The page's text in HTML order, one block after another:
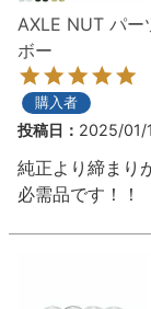
AXLE NUT パー
ボー
購入者
投稿日 2025/01/
純正より締まり
必需品です！！
7.8inch
7.9inch
8.0inch
8.1inch
8.2inch
7.9inch
8.0inch
8.1inch
8.2inch
8.3inch
57mm
58mm
59mm
60mm
62mm
ボーンズ STF
パウエルペラル
ラ）
ソフトウィール
デッキテープ
ボルト
パーツ・そ
足回りセッ
24.5cm
25cm
25.5cm
26cm
26.5cm
パンツ
ショーツ
長袖ボタンシ
7分袖シャツ
スケートパーク
特定商取引法に